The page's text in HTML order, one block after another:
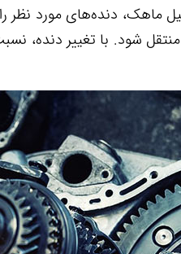
ماهک، دنده‌های مورد نظر
شود. با تغییر دنده،